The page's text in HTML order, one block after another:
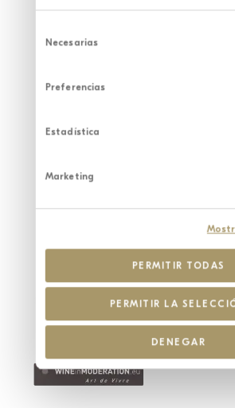
de
consentimiento
Necesarias
Preferencias
Estadística
Marketing
PERMITIR TODAS
PERMITIR LA
DENEGAR